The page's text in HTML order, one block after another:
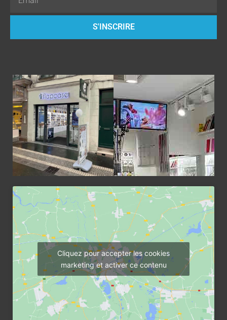
S'INSCRIRE
Cliquez pour accepter les cookies
marketing et activer ce contenu